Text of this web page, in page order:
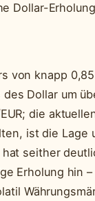
Dollar-
von knapp
Dollar um
die
ist die
seither
Erholung hin